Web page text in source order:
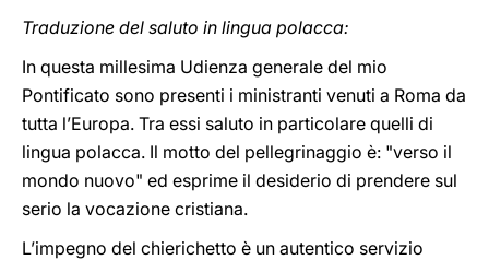
Traduzione del saluto in lingua polacca:
In questa millesima Udienza generale del mio
Pontificato sono presenti i ministranti venuti a Roma da
tutta l’Europa. Tra essi saluto in particolare quelli di
lingua polacca. Il motto del pellegrinaggio è: "verso il
mondo nuovo" ed esprime il desiderio di prendere sul
serio la vocazione cristiana.
L’impegno del chierichetto è un autentico servizio